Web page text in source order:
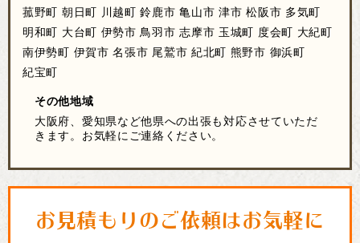
菰野町 朝日町 川越町 鈴鹿市 亀山市 津市 松阪市 多気町
明和町 大台町 伊勢市 鳥羽市 志摩市 玉城町 度会町 大紀町
南伊勢町 伊賀市 名張市 尾鷲市 紀北町 熊野市 御浜町
紀宝町
その他地域
大阪府、愛知県など他県への出張も対応させていただ
きます。お気軽にご連絡ください。
お見積もりのご依頼はお気軽に